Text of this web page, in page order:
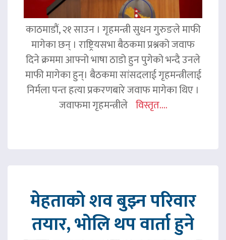
काठमाडौं, २१ साउन । गृहमन्त्री सुधन गुरुङले माफी
मागेका छन् । राष्ट्रियसभा बैठकमा प्रश्नको जवाफ
दिने क्रममा आफ्नो भाषा ठाडो हुन पुगेको भन्दै उनले
माफी मागेका हुन्। बैठकमा सांसदलाई गृहमन्त्रीलाई
निर्मला पन्त हत्या प्रकरणबारे जवाफ मागेका थिए ।
जवाफमा गृहमन्त्रीले विस्तृत....
मेहताको शव बुझ्न परिवार
तयार, भोलि थप वार्ता हुने